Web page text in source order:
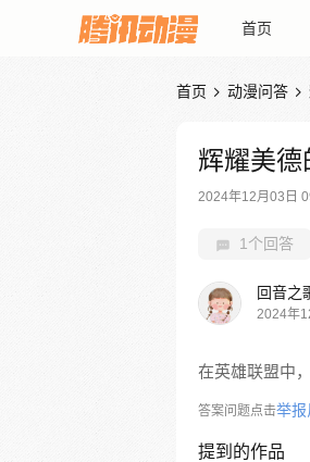
首页
首页  动漫问答 
辉耀美
2024年12月03日
1个回答
回音之
2024年
在英雄联盟中
答案问题点击举报
提到的作品